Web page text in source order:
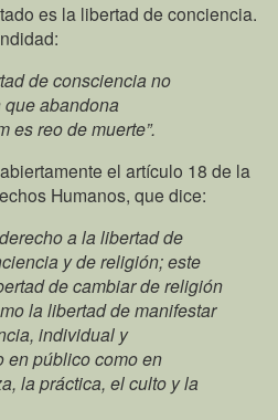
es la libertad de conciencia.
de consciencia no
que abandona
es reo de muerte”.
el artículo 18 de la
Humanos, que dice:
a la libertad de
y de religión; este
de cambiar de religión
la libertad de manifestar
individual y
en público como en
la práctica, el culto y la